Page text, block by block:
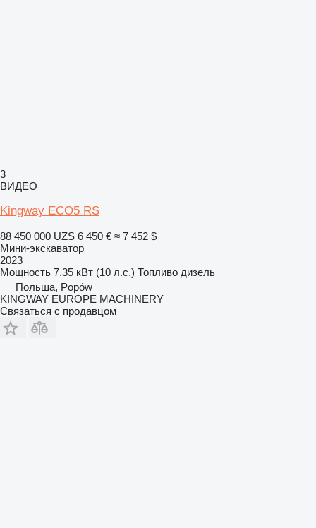
3
ВИДЕО
Kingway ECO5 RS
88 450 000 UZS 6 450 € ≈ 7 452 $
Мини-экскаватор
2023
Мощность 7.35 кВт (10 л.с.) Топливо дизель
Польша, Popów
KINGWAY EUROPE MACHINERY
Связаться с продавцом